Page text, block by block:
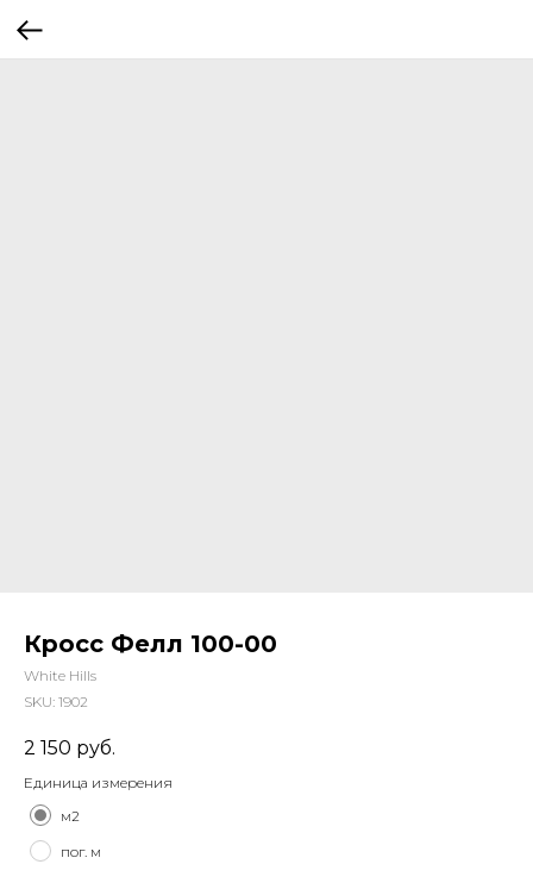
Кросс Фелл 100-00
White Hills
SKU: 1902
2 150 руб.
Единица измерения
м2
пог. м